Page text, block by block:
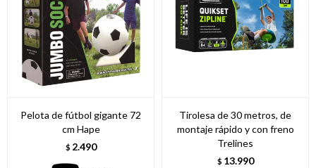
Pelota de fútbol gigante 72
cm Hape
$ 2.490
Tirolesa de 30 metros, de
montaje rápido y con freno
Trelines
$ 13.990